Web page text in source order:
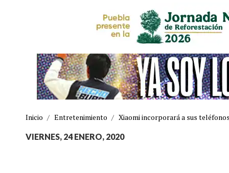
Inicio / Entretenimiento / Xiaomi incorporará a sus
VIERNES, 24 ENERO, 2020